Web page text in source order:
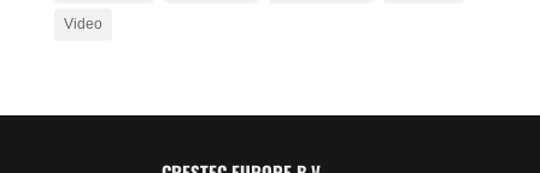
Video